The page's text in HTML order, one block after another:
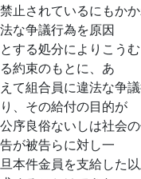
禁止されているにもか
法な争議行為を原因
とする処分によりこう
る約束のもとに、あ
えて組合員に違法な争
り、その給付の目的が
公序良俗ないしは社会
告が被告らに対し一
旦本件金員を支給した